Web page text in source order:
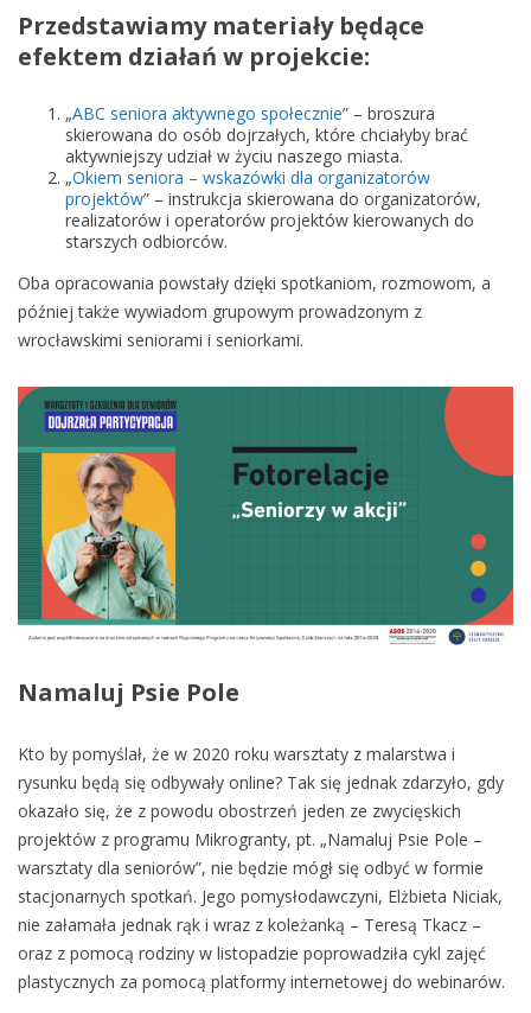
Przedstawiamy materiały będące
efektem działań w projekcie:
„ABC seniora aktywnego społecznie” – broszura
skierowana do osób dojrzałych, które chciałyby brać
aktywniejszy udział w życiu naszego miasta.
„Okiem seniora – wskazówki dla organizatorów
projektów” – instrukcja skierowana do organizatorów,
realizatorów i operatorów projektów kierowanych do
starszych odbiorców.
Oba opracowania powstały dzięki spotkaniom, rozmowom, a
później także wywiadom grupowym prowadzonym z
wrocławskimi seniorami i seniorkami.
Namaluj Psie Pole
Kto by pomyślał, że w 2020 roku warsztaty z malarstwa i
rysunku będą się odbywały online? Tak się jednak zdarzyło, gdy
okazało się, że z powodu obostrzeń jeden ze zwycięskich
projektów z programu Mikrogranty, pt. „Namaluj Psie Pole –
warsztaty dla seniorów”, nie będzie mógł się odbyć w formie
stacjonarnych spotkań. Jego pomysłodawczyni, Elżbieta Niciak,
nie załamała jednak rąk i wraz z koleżanką – Teresą Tkacz –
oraz z pomocą rodziny w listopadzie poprowadziła cykl zajęć
plastycznych za pomocą platformy internetowej do webinarów.